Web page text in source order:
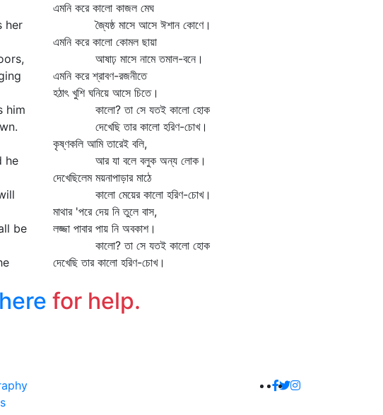
her
him
he
be
এমনি করে কালো কাজল মেঘ
জ্যৈষ্ঠ মাসে আসে ঈশান কোণে।
এমনি করে কালো কোমল ছায়া
আষাঢ় মাসে নামে তমাল-বনে।
এমনি করে শ্রাবণ-রজনীতে
হঠাৎ খুশি ঘনিয়ে আসে চিতে।
কালো? তা সে যতই কালো হোক
দেখেছি তার কালো হরিণ-চোখ।
কৃষ্ণকলি আমি তারেই বলি,
আর যা বলে বলুক অন্য লোক।
দেখেছিলেম ময়নাপাড়ার মাঠে
কালো মেয়ের কালো হরিণ-চোখ।
মাথার 'পরে দেয় নি তুলে বাস,
লজ্জা পাবার পায় নি অবকাশ।
কালো? তা সে যতই কালো হোক
দেখেছি তার কালো হরিণ-চোখ।
for help.